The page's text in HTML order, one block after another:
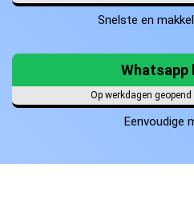
Snelste en
Whatsapp
Op werkdagen
Eenvoudige